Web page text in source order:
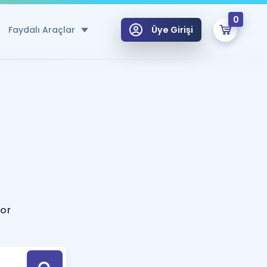
Faydalı Araçlar
Hesaplama Aracı
için Öneriler
Tek Takvimde
Üye Girişi
0